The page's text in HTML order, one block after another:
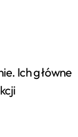
Ich główne